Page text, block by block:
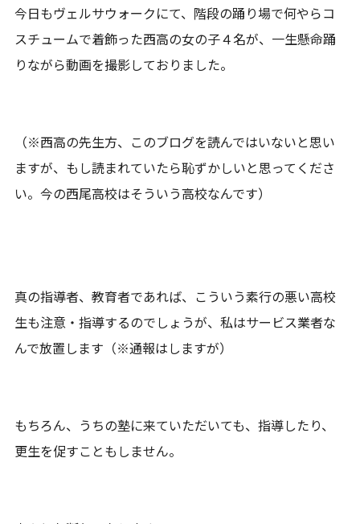
今日もヴェルサウォークにて、階段の踊り場で何やらコ
スチュームで着飾った西高の女の子４名が、一生懸命踊
りながら動画を撮影しておりました。
（※西高の先生方、このブログを読んではいないと思い
ますが、もし読まれていたら恥ずかしいと思ってくださ
い。今の西尾高校はそういう高校なんです）
真の指導者、教育者であれば、こういう素行の悪い高校
生も注意・指導するのでしょうが、私はサービス業者な
んで放置します（※通報はしますが）
もちろん、うちの塾に来ていただいても、指導したり、
更生を促すこともしません。